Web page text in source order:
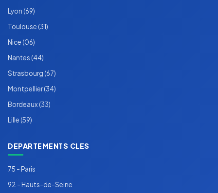
Lyon (69)
Toulouse (31)
Nice (06)
Nantes (44)
Strasbourg (67)
Montpellier (34)
Bordeaux (33)
Lille (59)
DEPARTEMENTS CLES
75 - Paris
92 - Hauts-de-Seine